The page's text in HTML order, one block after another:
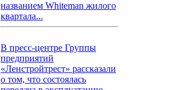
названием Whiteman жилого
квартала...
В пресс-центре Группы
предприятий
«Ленстройтрест» рассказали
о том, что состоялась